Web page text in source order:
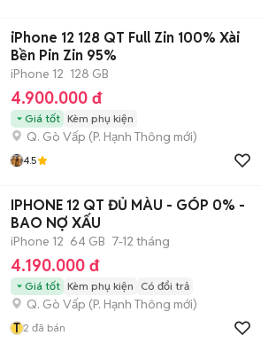
iPhone 12 128 QT Full Zin 100% Xài
Bền Pin Zin 95%
iPhone 12 128 GB
4.900.000 đ
Giá tốt Kèm phụ kiện
Q. Gò Vấp (P. Hạnh Thông mới)
4.5
IPHONE 12 QT ĐỦ MÀU - GÓP 0% -
BAO NỢ XẤU
iPhone 12 64 GB 7-12 tháng
4.190.000 đ
Giá tốt Kèm phụ kiện Có đổi trả
Q. Gò Vấp (P. Hạnh Thông mới)
T 2 đã bán